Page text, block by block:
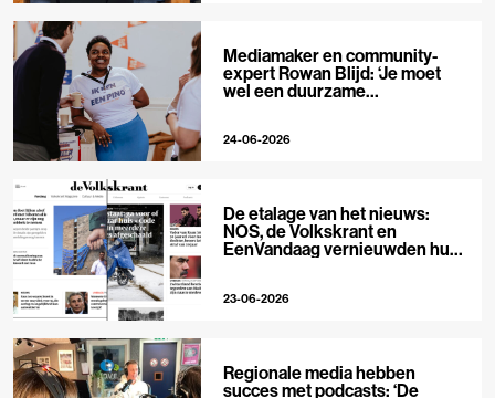
Mediamaker en community-
expert Rowan Blijd: ‘Je moet
wel een duurzame
24-06-2026
De etalage van het nieuws:
NOS, de Volkskrant en
EenVandaag vernieuwden hun
23-06-2026
Regionale media hebben
succes met podcasts: ‘De